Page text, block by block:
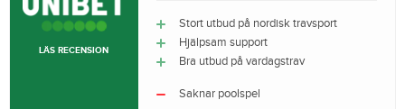
LÄS RECENSION
Stort utbud på nordisk travsport
Hjälpsam support
Bra utbud på vardagstrav
Saknar poolspel